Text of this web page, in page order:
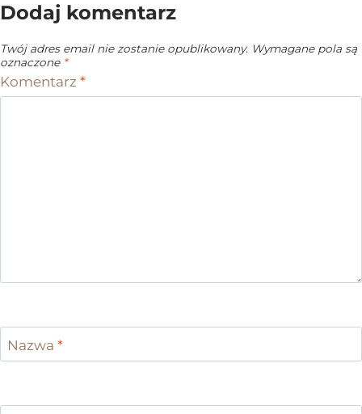
Dodaj komentarz
Twój adres email nie zostanie opublikowany. Wymagane pola są
oznaczone *
Komentarz *
Nazwa *